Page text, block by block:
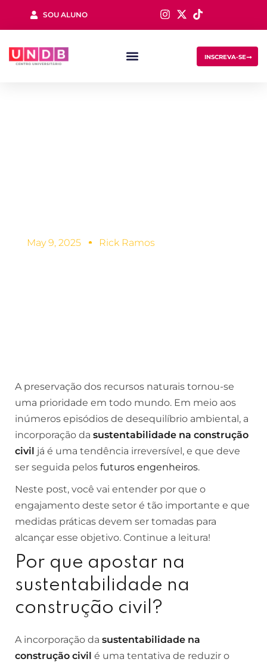
SOU ALUNO
INSCREVA-SE
May 9, 2025 Rick Ramos
A preservação dos recursos naturais tornou-se
uma prioridade em todo mundo. Em meio aos
inúmeros episódios de desequilíbrio ambiental, a
incorporação da sustentabilidade na construção
civil já é uma tendência irreversível, e que deve
ser seguida pelos futuros engenheiros.
Neste post, você vai entender por que o
engajamento deste setor é tão importante e que
medidas práticas devem ser tomadas para
alcançar esse objetivo. Continue a leitura!
Por que apostar na
sustentabilidade na
construção civil?
A incorporação da sustentabilidade na
construção civil é uma tentativa de reduzir o